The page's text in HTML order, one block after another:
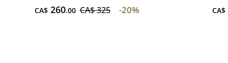
CA$260.00 CA$ 325 -20% CA$